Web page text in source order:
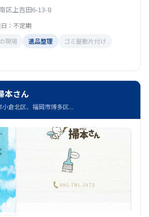
区上吉田6-13-8
：不定期
現場 遺品整理
ゴミ屋敷片付け
本さん
倉北区、福岡市博多区...